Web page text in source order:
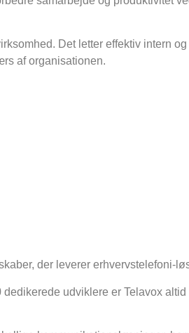
Det letter effektiv intern og
af organisationen.
der leverer erhvervstelefoni-
udviklere er Telavox altid